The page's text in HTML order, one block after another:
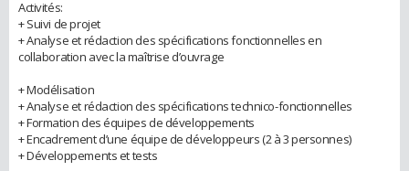
Activités:
+ Suivi de projet
+ Analyse et rédaction des spécifications fonctionnelles en
collaboration avec la maîtrise d’ouvrage
+ Modélisation
+ Analyse et rédaction des spécifications technico-fonctionnelles
+ Formation des équipes de développements
+ Encadrement d’une équipe de développeurs (2 à 3 personnes)
+ Développements et tests